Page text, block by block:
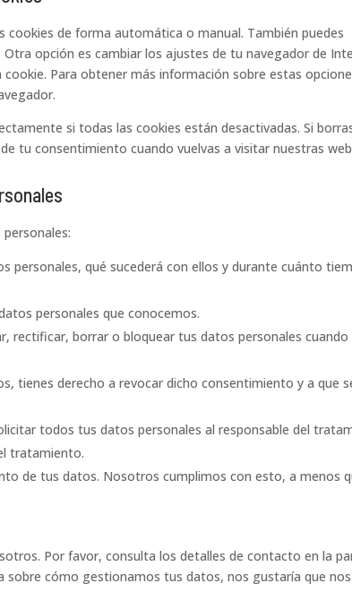
de forma automática o manual. También puedes
opción es cambiar los ajustes de tu navegador de
Para obtener más información sobre estas
si todas las cookies están desactivadas. Si
tu consentimiento cuando vuelvas a visitar nuestras
personales, qué sucederá con ellos y durante cuánto
personales que conocemos.
rectificar, borrar o bloquear tus datos personales cuando
tienes derecho a revocar dicho consentimiento y a que
todos tus datos personales al responsable del
tratamiento.
de tus datos. Nosotros cumplimos con esto, a menos
Por favor, consulta los detalles de contacto en la
sobre cómo gestionamos tus datos, nos gustaría que